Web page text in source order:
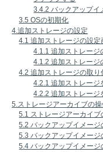
3.4.2 バックアップイ
3.5 OSの初期化
4.追加ストレージの設定
4.1 追加ストレージの設定
4.1.1 追加ストレージ
4.1.2 追加ストレージ
4.2 追加ストレージの取り
4.2.1 追加ストレージ
4.2.2 追加ストレージ
5.ストレージアーカイブの
5.1 ストレージアーカイブ
5.2 バックアップイメージ
5.3 バックアップイメージ
5.4 バックアップイメージ